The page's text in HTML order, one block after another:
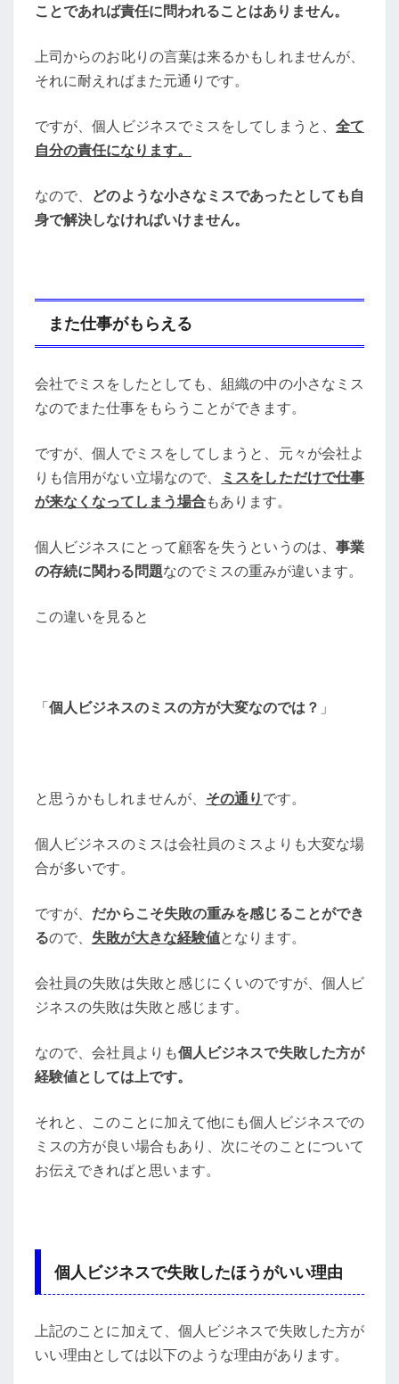
ことであれば責任に問われることはありません。
上司からのお叱りの言葉は来るかもしれませんが、
それに耐えればまた元通りです。
ですが、個人ビジネスでミスをしてしまうと、 全て
自分の責任になります。
なので、 どのような小さなミスであったとしても自
身で解決しなければいけません。
また仕事がもらえる
会社でミスをしたとしても、組織の中の小さなミス
なのでまた仕事をもらうことができます。
ですが、個人でミスをしてしまうと、元々が会社よ
りも信用がない立場なので、
ミスをしただけで仕事
が来なくなってしまう場合もあります。
個人ビジネスにとって顧客を失うというのは、 事業
の存続に関わる問題なのでミスの重みが違います。
この違いを見ると
「個人ビジネスのミスの方が大変なのでは？ 」
と思うかもしれませんが、 その通り です。
個人ビジネスのミスは会社員のミスよりも大変な場
合が多いです。
ですが、 だからこそ失敗の重みを感じることができ
るので、 失敗が大きな経験値となります。
会社員の失敗は失敗と感じにくいのですが、個人ビ
ジネスの失敗は失敗と感じます。
なので、会社員よりも個人ビジネスで失敗した方が
経験値としては上です。
それと、このことに加えて他にも個人ビジネスでの
ミスの方が良い場合もあり、次にそのことについて
お伝えできればと思います。
個人ビジネスで失敗したほうがいい理由
上記のことに加えて、個人ビジネスで失敗した方が
いい理由としては以下のような理由があります。